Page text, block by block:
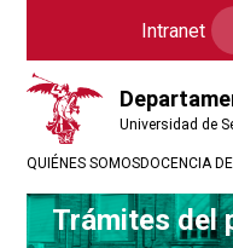
Intranet
Intranet
QUIÉNES SOMOSDOCENCIA
Trámites del